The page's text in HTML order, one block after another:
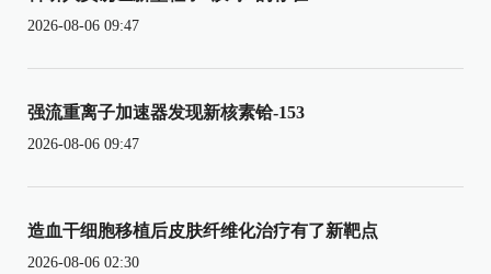
2026-08-06 09:47
强流重离子加速器发现新核素铪-153
2026-08-06 09:47
造血干细胞移植后皮肤纤维化治疗有了新靶点
2026-08-06 02:30